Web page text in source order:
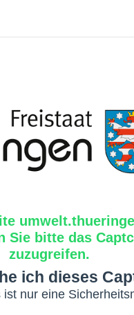
bitte das
zuzugreifen.
ich dieses
nur eine